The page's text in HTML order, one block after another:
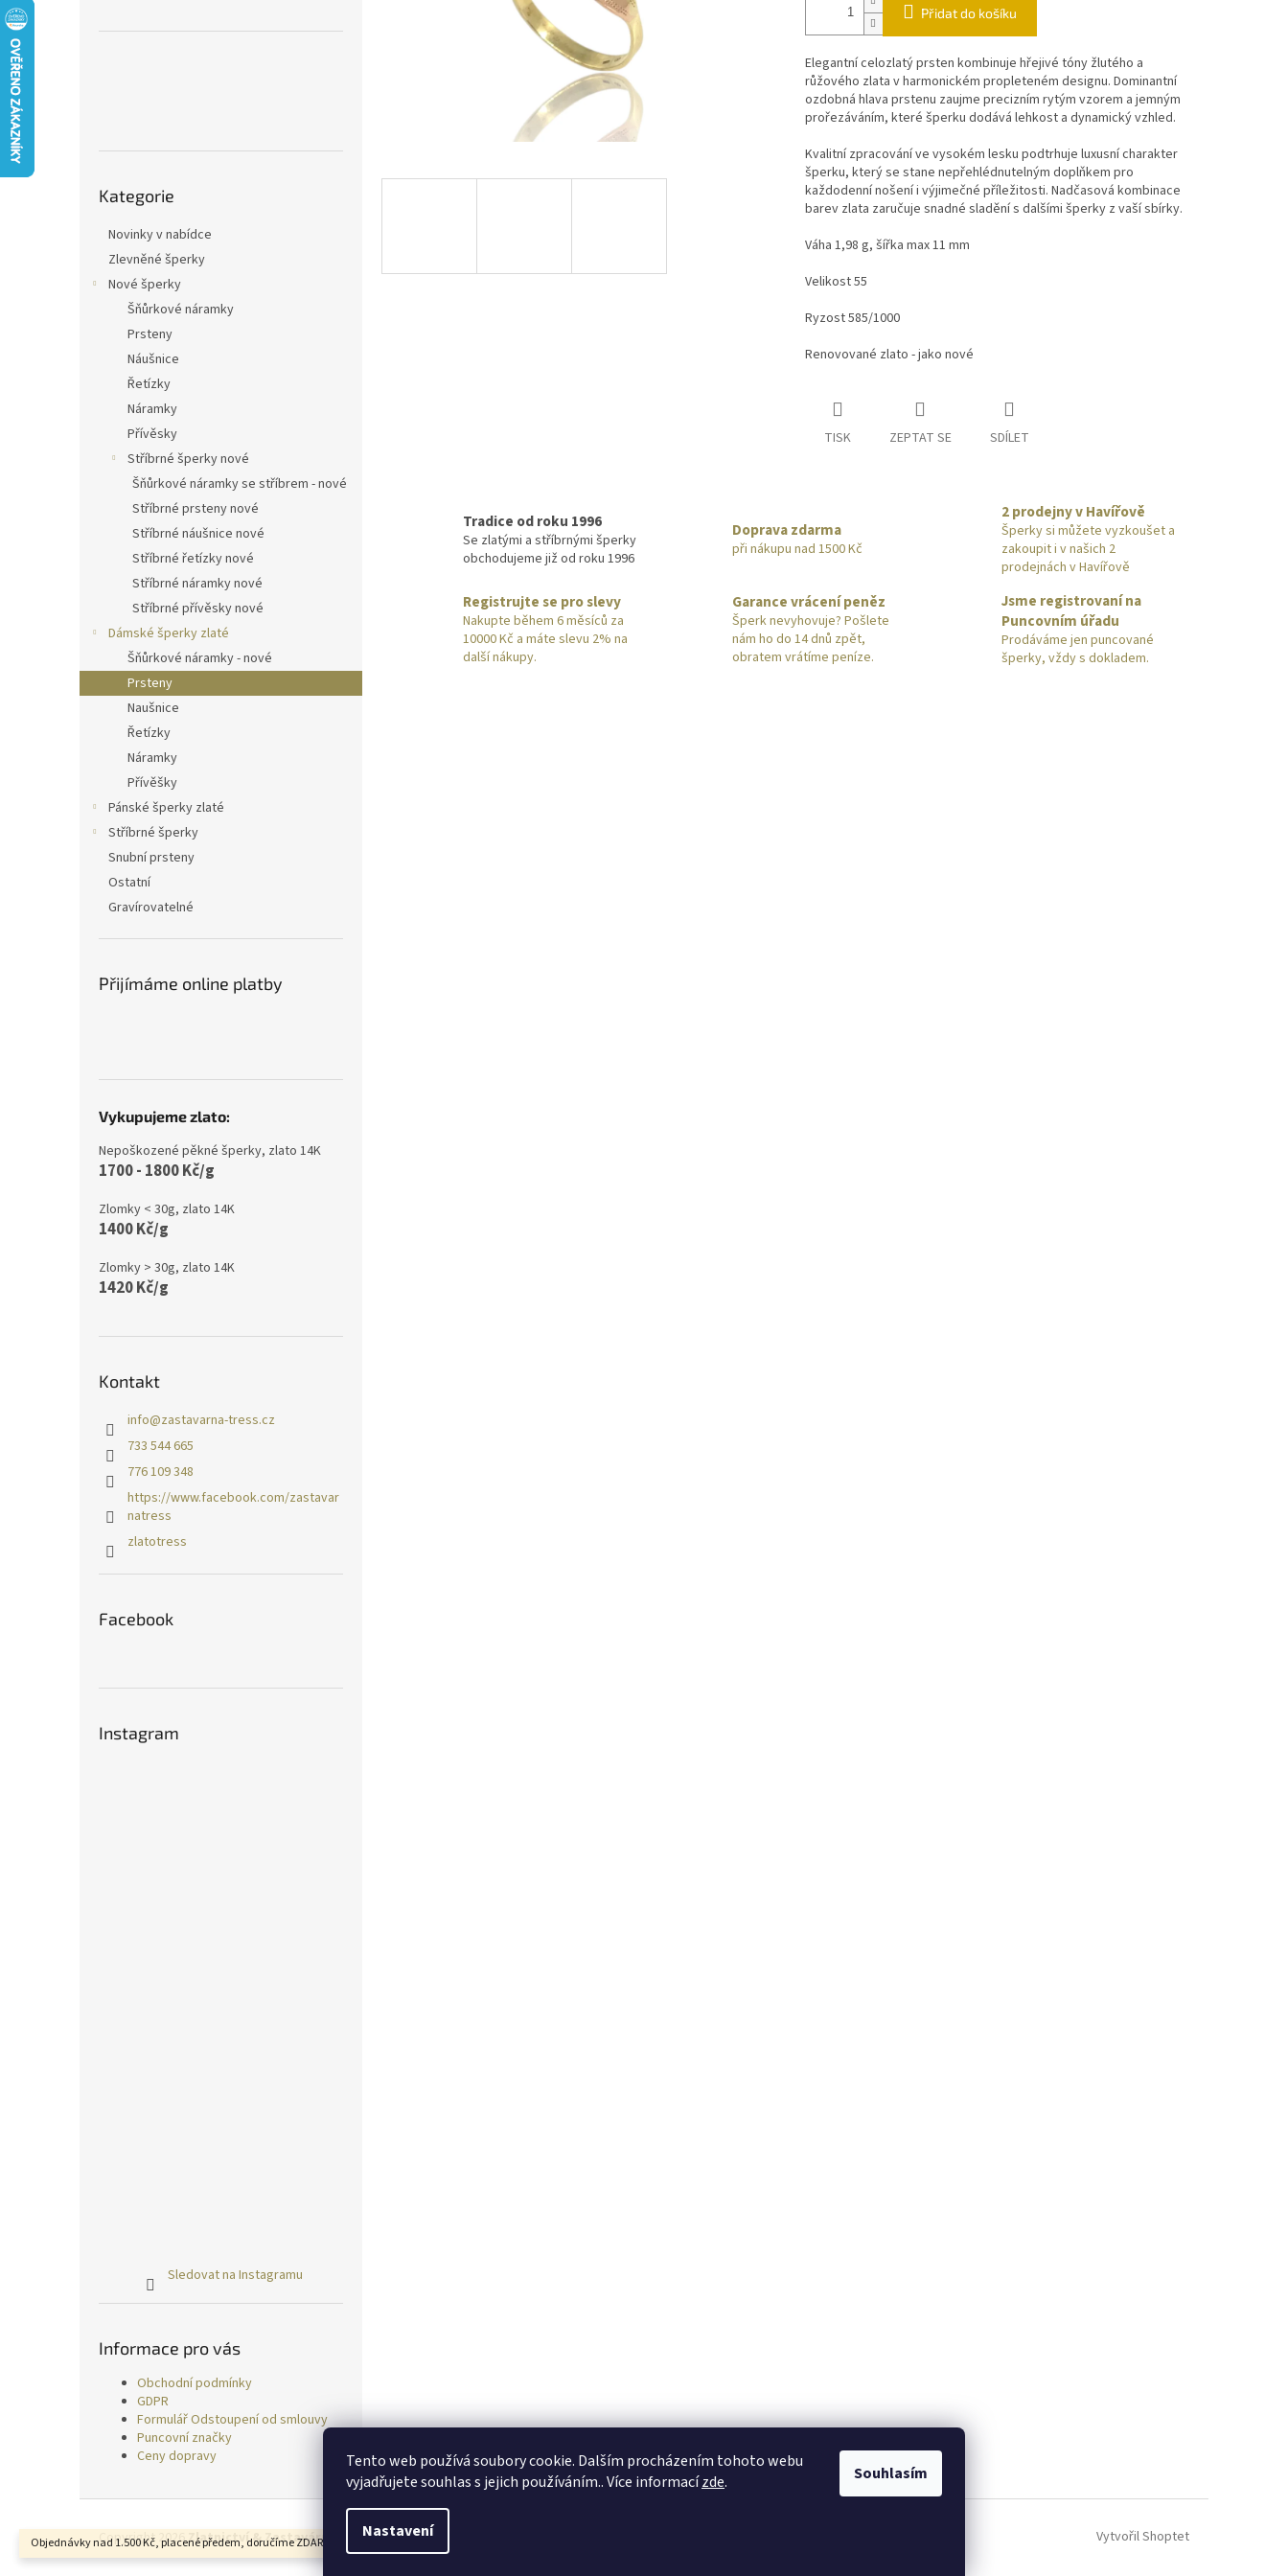
Tento web používá soubory cookie. Dalším procházením tohoto webu
vyjadřujete souhlas s jejich používáním.. Více informacízde.
Nastavení
Souhlasím
Objednávky nad 1.500 Kč, placené předem, doručíme ZDARMA.
kategorie
Kategorie
Novinky v nabídce
Zlevněné šperky
Nové šperky
Šňůrkové náramky
Prsteny
Náušnice
Řetízky
Náramky
Přívěsky
Stříbrné šperky nové
Šňůrkové náramky se stříbrem - nové
Stříbrné prsteny nové
Stříbrné náušnice nové
Stříbrné řetízky nové
Stříbrné náramky nové
Stříbrné přívěsky nové
Dámské šperky zlaté
Šňůrkové náramky - nové
Prsteny
Naušnice
Řetízky
Náramky
Přívěšky
Pánské šperky zlaté
Stříbrné šperky
Snubní prsteny
Ostatní
Gravírovatelné
Přijímáme online platby
Vykupujeme zlato:
Nepoškozené pěkné šperky, zlato 14K
1700 - 1800 Kč/g
Zlomky < 30g, zlato 14K
1400 Kč/g
Zlomky > 30g, zlato 14K
1420 Kč/g
Kontakt
info@zastavarna-tress.cz
733 544 665
776 109 348
https://www.facebook.com/zastavar
natress
zlatotress
Facebook
Instagram
Sledovat na Instagramu
Informace pro vás
Obchodní podmínky
GDPR
Formulář Odstoupení od smlouvy
Puncovní značky
Ceny dopravy
Přidat do košíku
Elegantní celozlatý prsten kombinuje hřejivé tóny žlutého a
růžového zlata v harmonickém propleteném designu. Dominantní
ozdobná hlava prstenu zaujme precizním rytým vzorem a jemným
prořezáváním, které šperku dodává lehkost a dynamický vzhled.
Kvalitní zpracování ve vysokém lesku podtrhuje luxusní charakter
šperku, který se stane nepřehlédnutelným doplňkem pro
každodenní nošení i výjimečné příležitosti. Nadčasová kombinace
barev zlata zaručuje snadné sladění s dalšími šperky z vaší sbírky.
Váha 1,98 g, šířka max 11 mm
Velikost 55
Ryzost 585/1000
Renovované zlato - jako nové
TISK ZEPTAT SE SDÍLET
Tradice od roku 1996
Se zlatými a stříbrnými šperky
obchodujeme již od roku 1996
Doprava zdarma
při nákupu nad 1500 Kč
2 prodejny v Havířově
Šperky si můžete vyzkoušet a
zakoupit i v našich 2
prodejnách v Havířově
Registrujte se pro slevy
Nakupte během 6 měsíců za
10000 Kč a máte slevu 2% na
další nákupy.
Garance vrácení peněz
Šperk nevyhovuje? Pošlete
nám ho do 14 dnů zpět,
obratem vrátíme peníze.
Jsme registrovaní na
Puncovním úřadu
Prodáváme jen puncované
šperky, vždy s dokladem.
Vytvořil Shoptet
Copyright 2026Zlatnictví & Zastavárna TRESS. Všechna práva vyhrazena.